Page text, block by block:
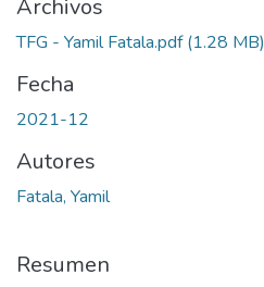
Archivos
TFG - Yamil Fatala.pdf(1.28 MB)
Fecha
2021-12
Autores
Fatala, Yamil
Resumen